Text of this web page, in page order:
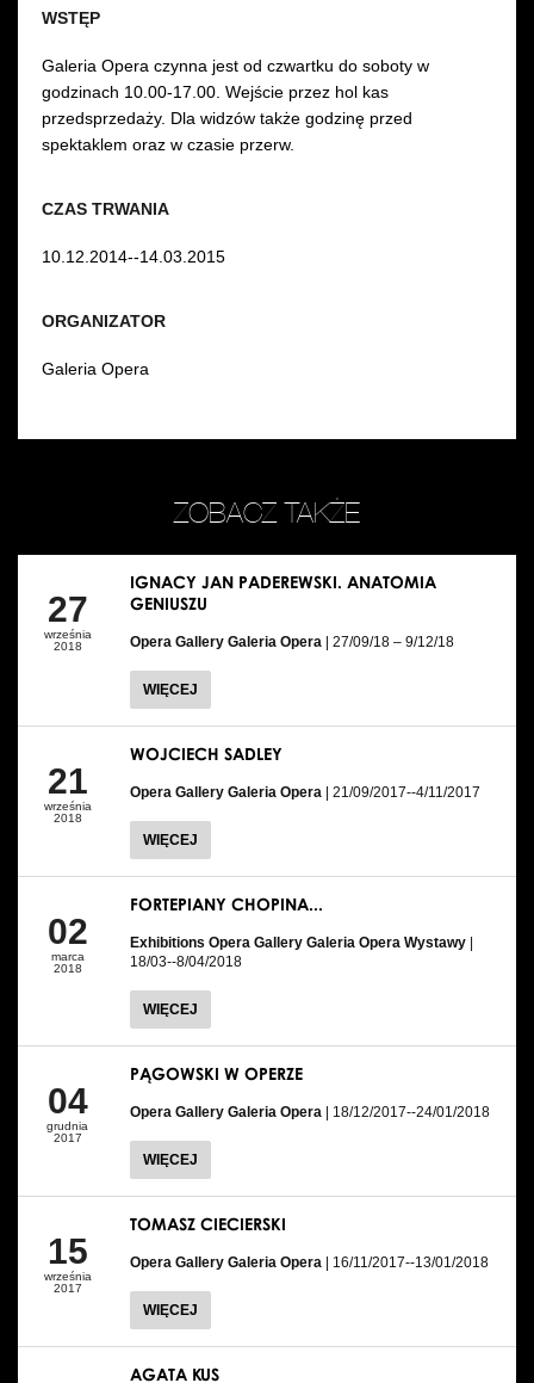
ORGANIZATOR
Galeria Opera
CZAS TRWANIA
10.12.2014--14.03.2015
WSTĘP
Galeria Opera czynna jest od czwartku do soboty w
godzinach 10.00-17.00. Wejście przez hol kas
przedsprzedaży. Dla widzów także godzinę przed
spektaklem oraz w czasie przerw.
ZOBACZ TAKŻE
27
września
2018
IGNACY JAN PADEREWSKI. ANATOMIA
GENIUSZU
Opera Gallery Galeria Opera | 27/09/18 – 9/12/18
WIĘCEJ
21
września
2018
WOJCIECH SADLEY
Opera Gallery Galeria Opera | 21/09/2017--4/11/2017
WIĘCEJ
02
marca
2018
FORTEPIANY CHOPINA...
Exhibitions Opera Gallery Galeria Opera Wystawy |
18/03--8/04/2018
WIĘCEJ
04
grudnia
2017
PĄGOWSKI W OPERZE
Opera Gallery Galeria Opera | 18/12/2017--24/01/2018
WIĘCEJ
15
września
2017
TOMASZ CIECIERSKI
Opera Gallery Galeria Opera | 16/11/2017--13/01/2018
WIĘCEJ
AGATA KUS